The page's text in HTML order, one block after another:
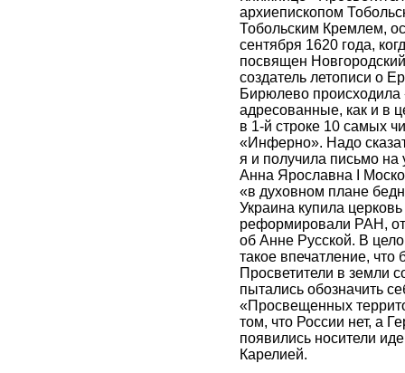
архиепископом
Тобольским Кремлем,
сентября 1620 года,
посвящен
создатель летописи о
Бирюлево
адресованные, как и в
в 1-й строке 10 самых
«Инферно». Надо
я и получила письмо на
Анна Ярославна І
«в духовном плане
Украина купила
реформировали РАН,
об Анне Русской. В
такое впечатление,
Просветители в земли
пытались обозначить
«Просвещенных
том, что России нет, а
появились носители
Карелией.